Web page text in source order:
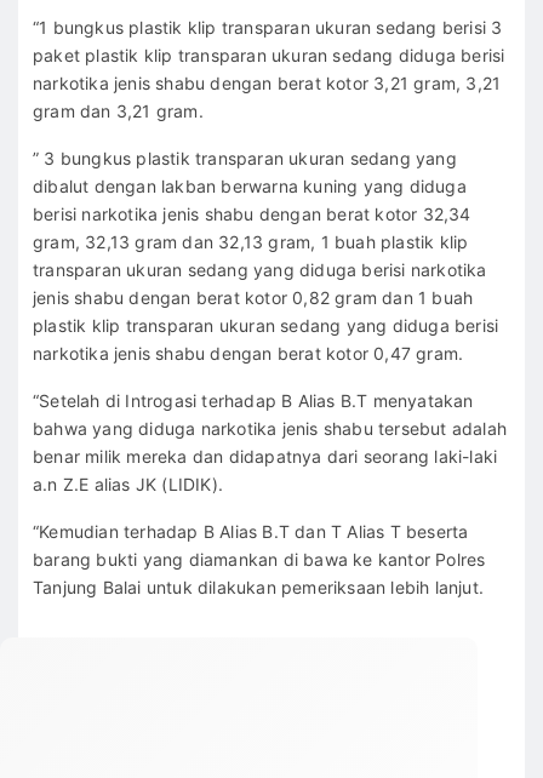
“1 bungkus plastik klip transparan ukuran sedang berisi 3
paket plastik klip transparan ukuran sedang diduga berisi
narkotika jenis shabu dengan berat kotor 3,21 gram, 3,21
gram dan 3,21 gram.
” 3 bungkus plastik transparan ukuran sedang yang
dibalut dengan lakban berwarna kuning yang diduga
berisi narkotika jenis shabu dengan berat kotor 32,34
gram, 32,13 gram dan 32,13 gram, 1 buah plastik klip
transparan ukuran sedang yang diduga berisi narkotika
jenis shabu dengan berat kotor 0,82 gram dan 1 buah
plastik klip transparan ukuran sedang yang diduga berisi
narkotika jenis shabu dengan berat kotor 0,47 gram.
“Setelah di Introgasi terhadap B Alias B.T menyatakan
bahwa yang diduga narkotika jenis shabu tersebut adalah
benar milik mereka dan didapatnya dari seorang laki-laki
a.n Z.E alias JK (LIDIK).
“Kemudian terhadap B Alias B.T dan T Alias T beserta
barang bukti yang diamankan di bawa ke kantor Polres
Tanjung Balai untuk dilakukan pemeriksaan lebih lanjut.